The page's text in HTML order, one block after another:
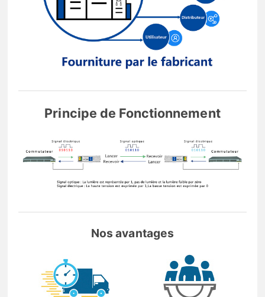
Principe de Fonctionnement
Nos avantages